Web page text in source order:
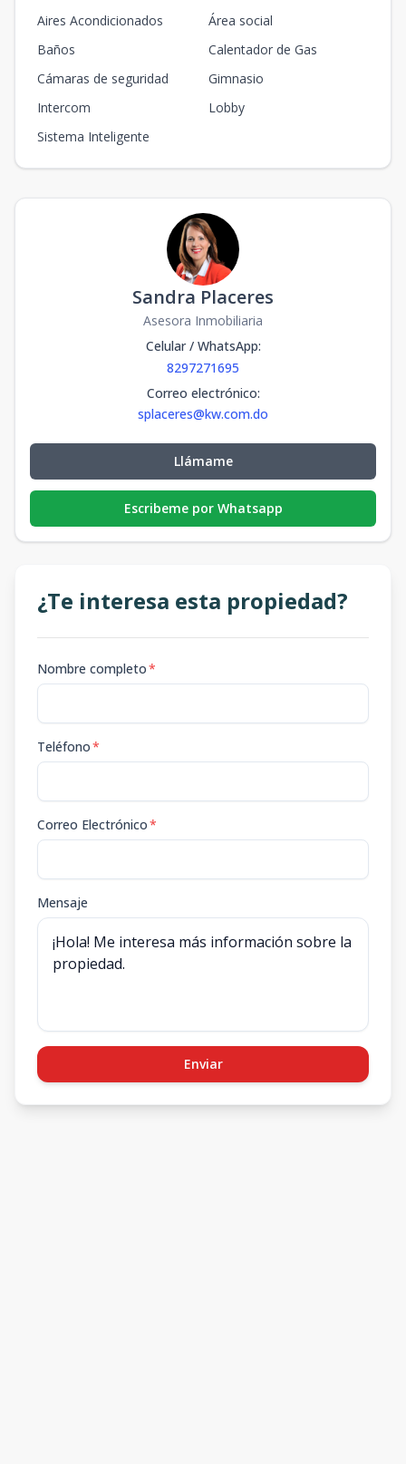
Aires Acondicionados
Área social
Baños
Calentador de Gas
Cámaras de seguridad
Gimnasio
Intercom
Lobby
Sistema Inteligente
Sandra Placeres
Asesora Inmobiliaria
Celular / WhatsApp:
8297271695
Correo electrónico:
splaceres@kw.com.do
Llámame
Escribeme por Whatsapp
¿Te interesa esta propiedad?
Nombre completo*
Teléfono*
Correo Electrónico*
Mensaje
Enviar